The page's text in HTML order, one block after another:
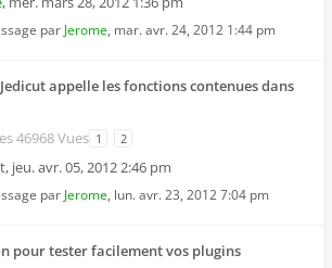
par Jerome, mar. avr. 24, 2012 1:44 pm
appelle les fonctions contenues dans
46968 Vues 1 2
, jeu. avr. 05, 2012 2:46 pm
par Jerome, lun. avr. 23, 2012 7:04 pm
pour tester facilement vos plugins